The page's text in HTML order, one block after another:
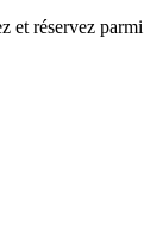
réservez